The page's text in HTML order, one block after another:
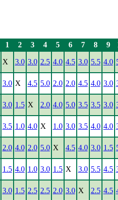
1 2 3 4 5 6 7 8 9
X 3.0 3.0 2.5 4.0 4.5 3.0 5.5 4.0
3.0 X 4.5 5.0 2.0 2.0 4.5 4.0 3.0
3.0 1.5 X 2.0 4.0 5.0 3.5 3.5 3.0
3.5 1.0 4.0 X 1.0 3.0 3.5 4.0 4.0
2.0 4.0 2.0 5.0 X 4.5 4.0 3.0 1.5
1.5 4.0 1.0 3.0 1.5 X 3.0 5.5 4.5
3.0 1.5 2.5 2.5 2.0 3.0 X 2.5 4.5